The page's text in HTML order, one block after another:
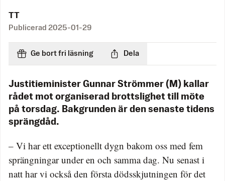
TT
Publicerad 2025-01-29
Ge bort fri läsning Dela
Justitieminister Gunnar Strömmer (M) kallar
rådet mot organiserad brottslighet till möte
på torsdag. Bakgrunden är den senaste tidens
sprängdåd.
– Vi har ett exceptionellt dygn bakom oss med fem
sprängningar under en och samma dag. Nu senast i
natt har vi också den första dödsskjutningen för det